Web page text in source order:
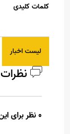
کلمات کلیدی
لیست اخبار
نظرات
0 نظر برای این مطلب وجود دارد